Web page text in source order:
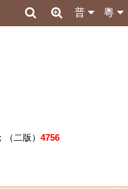
粵
普
（二版） 4756